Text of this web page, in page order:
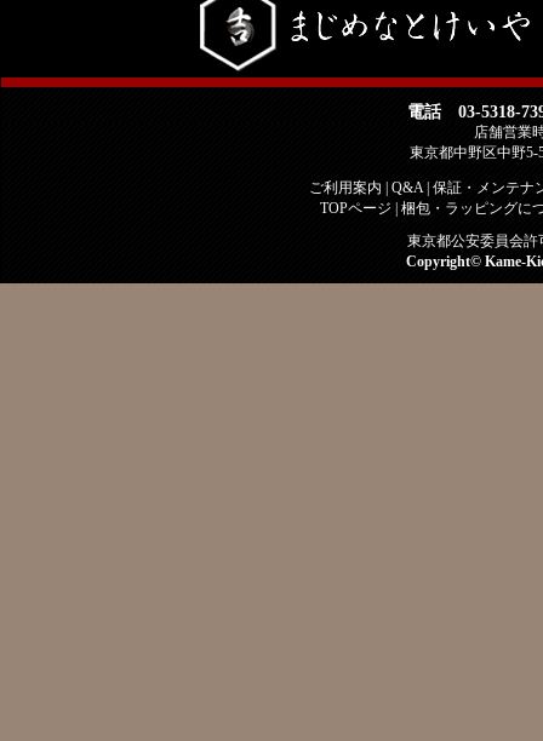
電話 03-5318-
店舗営業
東京都中野区中野
ご利用案内 Q&A| 保証・メンテナ
TOPページ
梱包・ラッピングに
東京都公安委員会許
Copyright© Kame-